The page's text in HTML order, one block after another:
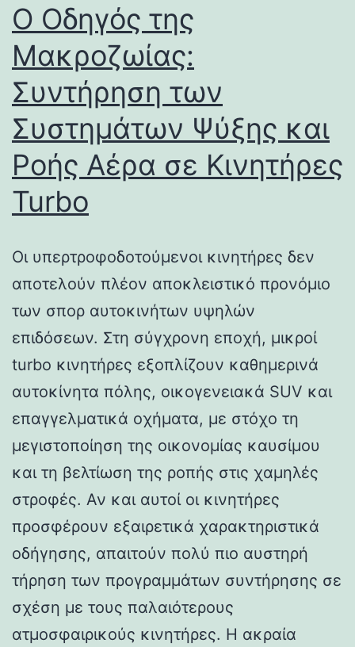
Ο Οδηγός της
Μακροζωίας:
Συντήρηση των
Συστημάτων Ψύξης και
Ροής Αέρα σε Κινητήρες
Turbo
Οι υπερτροφοδοτούμενοι κινητήρες δεν
αποτελούν πλέον αποκλειστικό προνόμιο
των σπορ αυτοκινήτων υψηλών
επιδόσεων. Στη σύγχρονη εποχή, μικροί
turbo κινητήρες εξοπλίζουν καθημερινά
αυτοκίνητα πόλης, οικογενειακά SUV και
επαγγελματικά οχήματα, με στόχο τη
μεγιστοποίηση της οικονομίας καυσίμου
και τη βελτίωση της ροπής στις χαμηλές
στροφές. Αν και αυτοί οι κινητήρες
προσφέρουν εξαιρετικά χαρακτηριστικά
οδήγησης, απαιτούν πολύ πιο αυστηρή
τήρηση των προγραμμάτων συντήρησης σε
σχέση με τους παλαιότερους
ατμοσφαιρικούς κινητήρες. Η ακραία